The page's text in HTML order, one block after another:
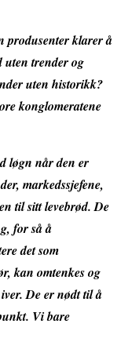
produsenter klarer å
uten trender og
uten historikk?
konglomeratene
løgn når den er
markedssjefene,
til sitt levebrød. De
for så å
det som
kan omtenkes og
De er nødt til å
Vi bare